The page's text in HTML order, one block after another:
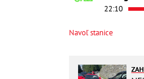
22:10
Navoľ stanice